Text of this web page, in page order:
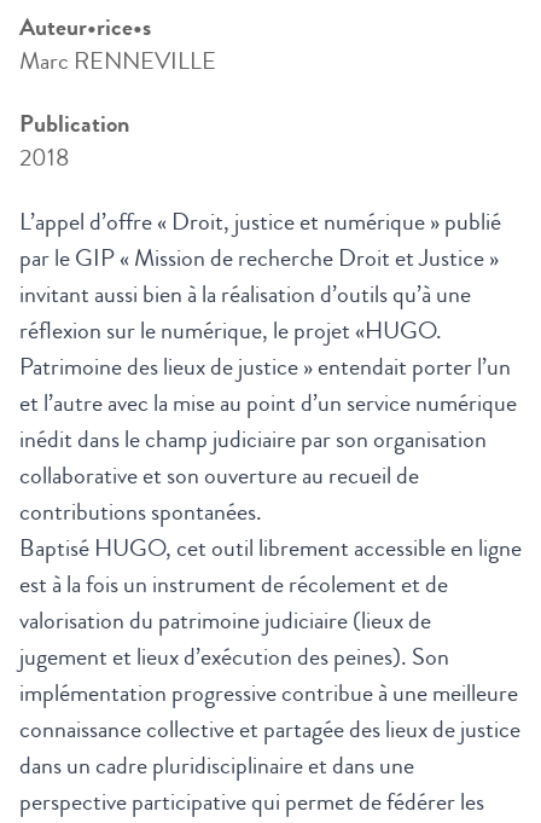
Auteur•rice•s
Marc RENNEVILLE
Publication
2018
L’appel d’offre « Droit, justice et numérique » publié
par le GIP « Mission de recherche Droit et Justice »
invitant aussi bien à la réalisation d’outils qu’à une
réflexion sur le numérique, le projet «HUGO.
Patrimoine des lieux de justice » entendait porter l’un
et l’autre avec la mise au point d’un service numérique
inédit dans le champ judiciaire par son organisation
collaborative et son ouverture au recueil de
contributions spontanées.
Baptisé HUGO, cet outil librement accessible en ligne
est à la fois un instrument de récolement et de
valorisation du patrimoine judiciaire (lieux de
jugement et lieux d’exécution des peines). Son
implémentation progressive contribue à une meilleure
connaissance collective et partagée des lieux de justice
dans un cadre pluridisciplinaire et dans une
perspective participative qui permet de fédérer les